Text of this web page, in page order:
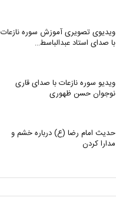
ویدیوی تصویری آموزش سوره نازعات
با صدای استاد عبدالباسط…
ویدیو سوره نازعات با صدای قاری
نوجوان حسن ظهوری
حدیث امام رضا (ع) درباره خشم و
مدارا کردن